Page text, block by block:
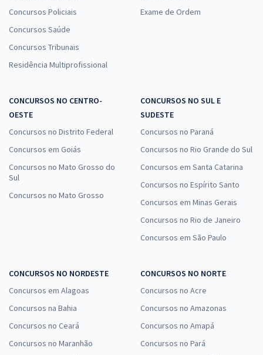
Concursos Policiais
Concursos Saúde
Concursos Tribunais
Residência Multiprofissional
Exame de Ordem
CONCURSOS NO CENTRO-
OESTE
Concursos no Distrito Federal
Concursos em Goiás
Concursos no Mato Grosso do
Sul
Concursos no Mato Grosso
CONCURSOS NO SUL E
SUDESTE
Concursos no Paraná
Concursos no Rio Grande do Sul
Concursos em Santa Catarina
Concursos no Espírito Santo
Concursos em Minas Gerais
Concursos no Rio de Janeiro
Concursos em São Paulo
CONCURSOS NO NORDESTE
Concursos em Alagoas
Concursos na Bahia
Concursos no Ceará
Concursos no Maranhão
CONCURSOS NO NORTE
Concursos no Acre
Concursos no Amazonas
Concursos no Amapá
Concursos no Pará